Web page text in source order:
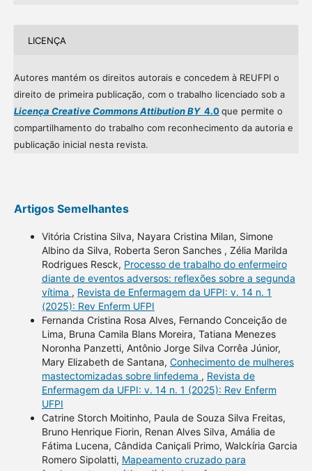
LICENÇA
Autores mantém os direitos autorais e concedem à REUFPI o
direito de primeira publicação, com o trabalho licenciado sob a
Licença Creative Commons Attibution BY4.0que permite o
compartilhamento do trabalho com reconhecimento da autoria e
publicação inicial nesta revista.
Artigos Semelhantes
Vitória Cristina Silva, Nayara Cristina Milan, Simone
Albino da Silva, Roberta Seron Sanches , Zélia Marilda
Rodrigues Resck, Processo de trabalho do enfermeiro
diante de eventos adversos: reflexões sobre a segunda
vítima , Revista de Enfermagem da UFPI: v. 14 n. 1
(2025): Rev Enferm UFPI
Fernanda Cristina Rosa Alves, Fernando Conceição de
Lima, Bruna Camila Blans Moreira, Tatiana Menezes
Noronha Panzetti, Antônio Jorge Silva Corrêa Júnior,
Mary Elizabeth de Santana, Conhecimento de mulheres
mastectomizadas sobre linfedema , Revista de
Enfermagem da UFPI: v. 14 n. 1 (2025): Rev Enferm
UFPI
Catrine Storch Moitinho, Paula de Souza Silva Freitas,
Bruno Henrique Fiorin, Renan Alves Silva, Amália de
Fátima Lucena, Cândida Caniçali Primo, Walckíria Garcia
Romero Sipolatti, Mapeamento cruzado para